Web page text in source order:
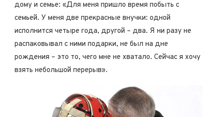
дому и семье: «Для меня пришло время побыть с
семьей. У меня две прекрасные внучки: одной
исполнится четыре года, другой – два. Я ни разу не
распаковывал с ними подарки, не был на дне
рождения – это то, чего мне не хватало. Сейчас я хочу
взять небольшой перерыв».